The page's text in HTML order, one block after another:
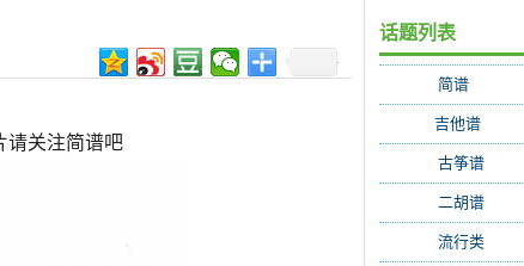
请关注简谱吧
话题列表
简谱(35314)
吉他谱(4363)
古筝谱
二胡谱
流行类